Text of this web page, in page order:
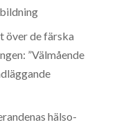
över de färska
”Välmående
hälso-